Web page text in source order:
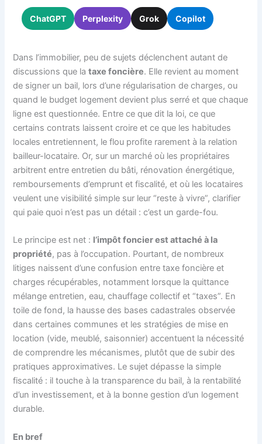
ChatGPT Perplexity Grok Copilot
Dans l’immobilier, peu de sujets déclenchent autant de
discussions que lataxe foncière. Elle revient au moment
de signer un bail, lors d’une régularisation de charges, ou
quand le budget logement devient plus serré et que chaque
ligne est questionnée. Entre ce que dit la loi, ce que
certains contrats laissent croire et ce que les habitudes
locales entretiennent, le flou profite rarement à la relation
bailleur-locataire. Or, sur un marché où les propriétaires
arbitrent entre entretien du bâti, rénovation énergétique,
remboursements d’emprunt et fiscalité, et où les locataires
veulent une visibilité simple sur leur “reste à vivre”, clarifier
qui paie quoi n’est pas un détail : c’est un garde-fou.
Le principe est net : l’impôt foncier est attaché à la
propriété, pas à l’occupation. Pourtant, de nombreux
litiges naissent d’une confusion entre taxe foncière et
charges récupérables, notamment lorsque la quittance
mélange entretien, eau, chauffage collectif et “taxes”. En
toile de fond, la hausse des bases cadastrales observée
dans certaines communes et les stratégies de mise en
location (vide, meublé, saisonnier) accentuent la nécessité
de comprendre les mécanismes, plutôt que de subir des
pratiques approximatives. Le sujet dépasse la simple
fiscalité : il touche à la transparence du bail, à la rentabilité
d’un investissement, et à la bonne gestion d’un logement
durable.
En bref